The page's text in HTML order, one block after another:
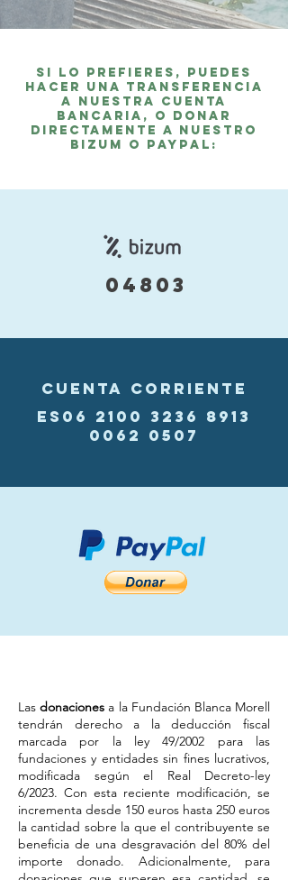
Si lo prefieres, puedes
hacer una transferencia
a nuestra cuenta
bancaria, o donar
directamente a nuestro
Bizum o paypal:
04803
CUENTA CORRIENTE
ES06 2100 3236 8913
0062 0507
Lasdonaciones a la Fundación Blanca Morell
tendrán derecho a la deducción fiscal
marcada por la ley 49/2002 para las
fundaciones y entidades sin fines lucrativos,
modificada según el Real Decreto-ley
6/2023. Con esta reciente modificación, se
incrementa desde 150 euros hasta 250 euros
la cantidad sobre la que el contribuyente se
beneficia de una desgravación del 80% del
importe donado. Adicionalmente, para